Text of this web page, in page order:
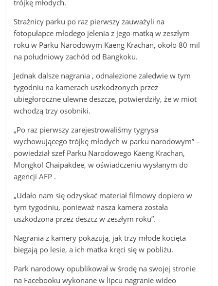
trójkę młodych.
Strażnicy parku po raz pierwszy zauważyli na
fotopułapce młodego jelenia z jego matką w zeszłym
roku w Parku Narodowym Kaeng Krachan, około 80 mil
na południowy zachód od Bangkoku.
Jednak dalsze nagrania , odnalezione zaledwie w tym
tygodniu na kamerach uszkodzonych przez
ubiegłoroczne ulewne deszcze, potwierdziły, że w miot
wchodzą trzy osobniki.
„Po raz pierwszy zarejestrowaliśmy tygrysa
wychowującego trójkę młodych w parku narodowym” –
powiedział szef Parku Narodowego Kaeng Krachan,
Mongkol Chaipakdee, w oświadczeniu wysłanym do
agencji AFP .
„Udało nam się odzyskać materiał filmowy dopiero w
tym tygodniu, ponieważ nasza kamera została
uszkodzona przez deszcz w zeszłym roku”.
Nagrania z kamery pokazują, jak trzy młode kocięta
biegają po lesie, a ich matka kręci się w pobliżu.
Park narodowy opublikował w środę na swojej stronie
na Facebooku wykonane w lipcu nagranie wideo